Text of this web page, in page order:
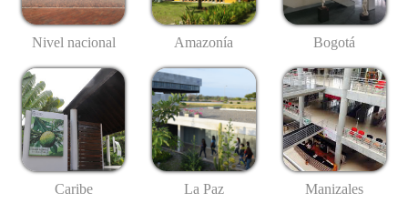
Nivel nacional Amazonía Bogotá
Caribe La Paz Manizales